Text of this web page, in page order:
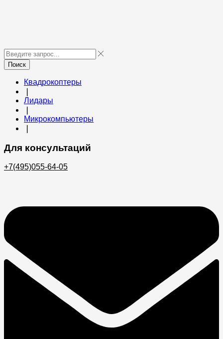
Поиск
Квадрокоптеры
Лидары
Микрокомпьютеры
Для консультаций
+7(495)055-64-05